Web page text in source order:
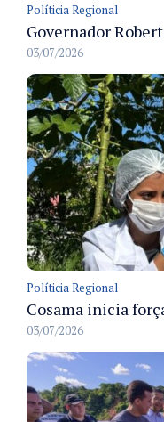
Políticia Regional
03/07/2026
Políticia Regional
03/07/2026